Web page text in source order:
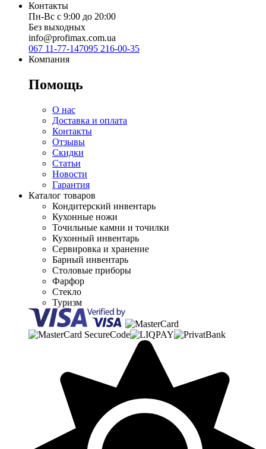
Контакты
Пн-Вс с 9:00 до 20:00
Без выходных
info@profimax.com.ua
067 11-77-147095 216-00-35
Компания
Помощь
О нас
Доставка и оплата
Контакты
Отзывы
Скидки
Статьи
Новости
Гарантия
Каталог товаров
Кондитерский инвентарь
Кухонные ножи
Точильные камни и точилки
Кухонный инвентарь
Сервировка и хранение
Барный инвентарь
Столовые приборы
Фарфор
Стекло
Туризм